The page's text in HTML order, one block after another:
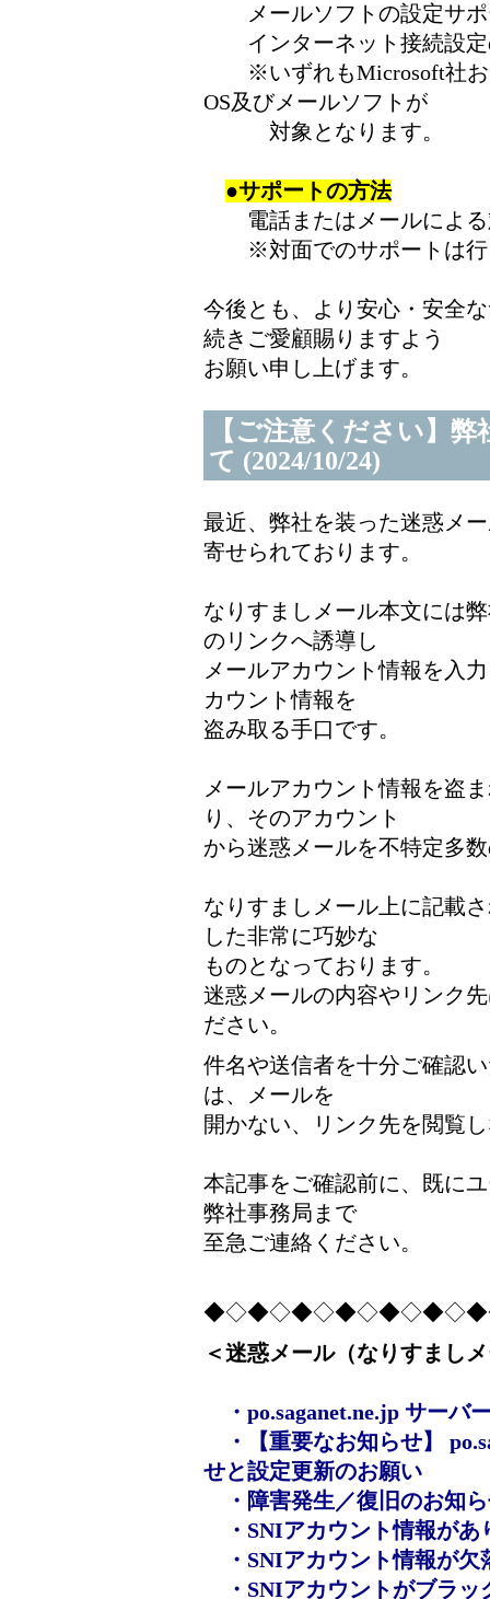
メールソフトの設定サポ
インターネット接続設定
※いずれもMicrosoft社お
OS及びメールソフトが
対象となります。
●サポートの方法
電話またはメールによる
※対面でのサポートは行
今後とも、より安心・安全
続きご愛顧賜りますよう
お願い申し上げます。
【ご注意ください】
て (2024/10/24)
最近、弊社を装った迷惑メ
寄せられております。
なりすましメール本文には
のリンクへ誘導し
メールアカウント情報を入
カウント情報を
盗み取る手口です。
メールアカウント情報を盗
り、そのアカウント
から迷惑メールを不特定多
なりすましメール上に記載
した非常に巧妙な
ものとなっております。
迷惑メールの内容やリンク
ださい。
件名や送信者を十分ご確認
は、メールを
開かない、リンク先を閲覧
本記事をご確認前に、既に
弊社事務局まで
至急ご連絡ください。
＜迷惑メール（なりすまし
・po.saganet.ne.jp サー
・【重要なお知らせ】
せと設定更新のお願い
・障害発生／復旧のお知
・SNIアカウント情報があ
・SNIアカウント情報が欠
・SNIアカウントがブラッ